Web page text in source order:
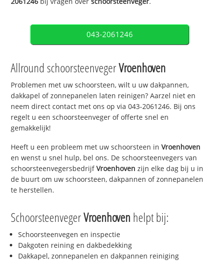
043-2061246
Allround schoorsteenvegerVroenhoven
Problemen met uw schoorsteen, wilt u uw dakpannen,
dakkapel of zonnepanelen laten reinigen? Aarzel niet en
neem direct contact met ons op via 043-2061246. Bij ons
regelt u een schoorsteenveger of offerte snel en
gemakkelijk!
Heeft u een probleem met uw schoorsteen inVroenhoven
en wenst u snel hulp, bel ons. De schoorsteenvegers van
schoorsteenvegersbedrijfVroenhoven zijn elke dag bij u in
de buurt om uw schoorsteen, dakpannen of zonnepanelen
te herstellen.
SchoorsteenvegerVroenhoven helpt bij:
Schoorsteenvegen en inspectie
Dakgoten reining en dakbedekking
Dakkapel, zonnepanelen en dakpannen reiniging